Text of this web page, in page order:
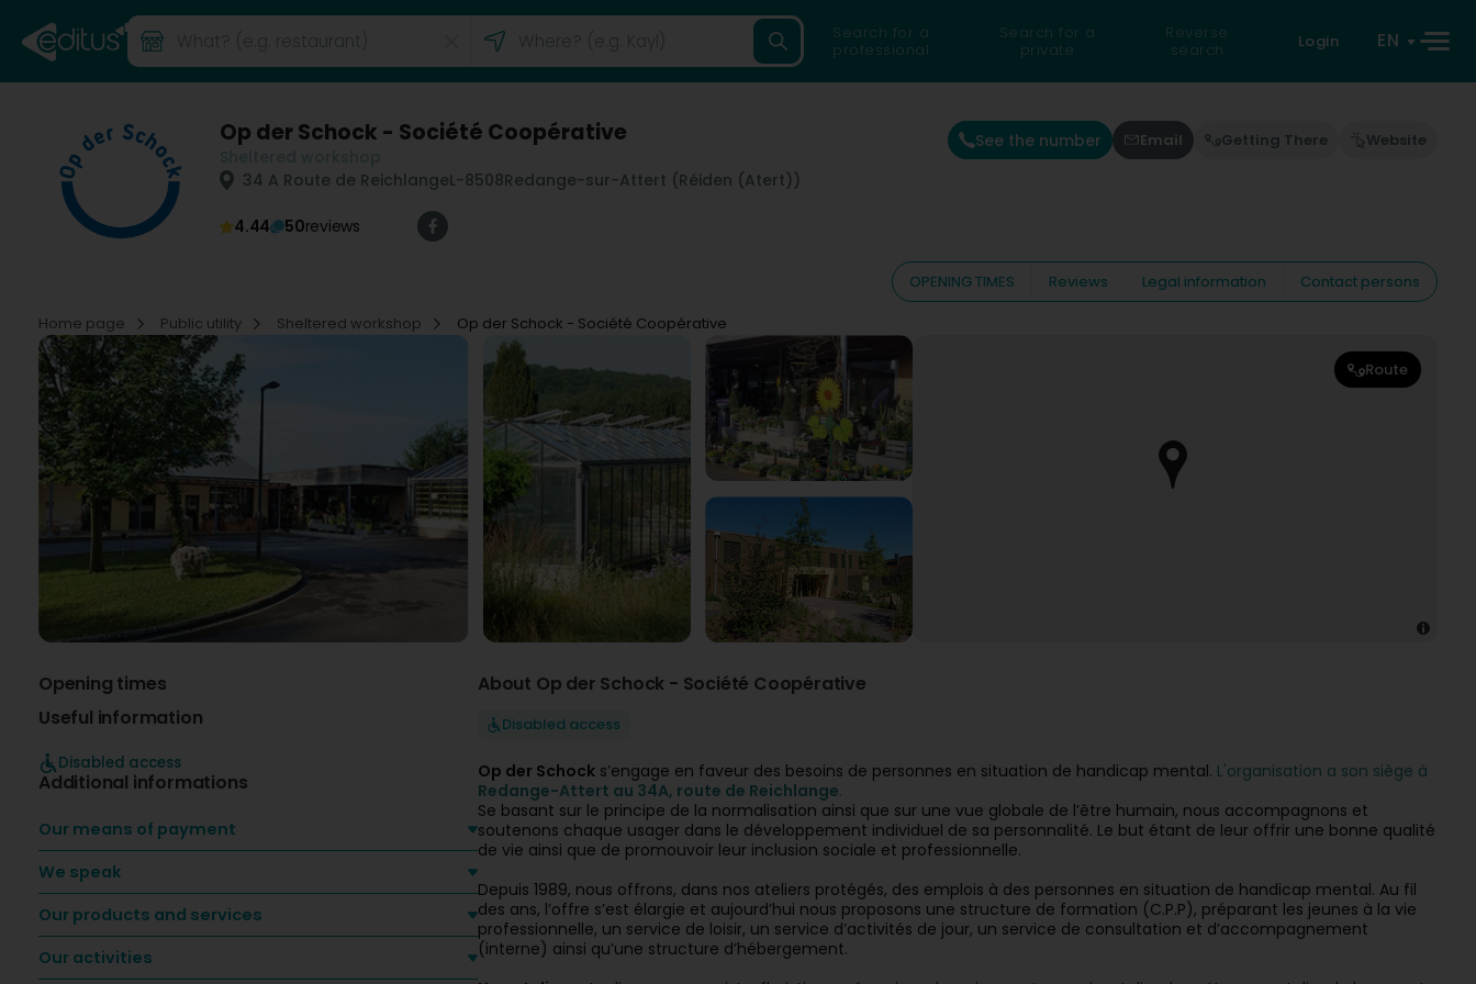
Search for a
professional
Search for a
private
Reverse
search
Login EN
Op der Schock - Société Coopérative
34 A Route de ReichlangeL-8508Redange-sur-Attert (Réiden (Atert))
4.44 50reviews
See the number Email Getting There Website
OPENING TIMES Reviews Legal information
Contact persons
Home page
Public utility Sheltered workshop Op der Schock - Société Coopérative
Route
Opening times
Useful information
Disabled access
Additional informations
Our means of payment
We speak
Our products and services
Our activities
About Op der Schock - Société Coopérative
Disabled access
Op der Schock s’engage en faveur des besoins de personnes en situation de handicap mental. L'organisation a son siège à
Redange-Attert au 34A, route de Reichlange.
Se basant sur le principe de la normalisation ainsi que sur une vue globale de l’être humain, nous accompagnons et
soutenons chaque usager dans le développement individuel de sa personnalité. Le but étant de leur offrir une bonne qualité
de vie ainsi que de promouvoir leur inclusion sociale et professionnelle.
Depuis 1989, nous offrons, dans nos ateliers protégés, des emplois à des personnes en situation de handicap mental. Au fil
des ans, l’offre s’est élargie et aujourd’hui nous proposons une structure de formation (C.P.P), préparant les jeunes à la vie
professionnelle, un service de loisir, un service d’activités de jour, un service de consultation et d’accompagnement
(interne) ainsi qu’une structure d’hébergement.